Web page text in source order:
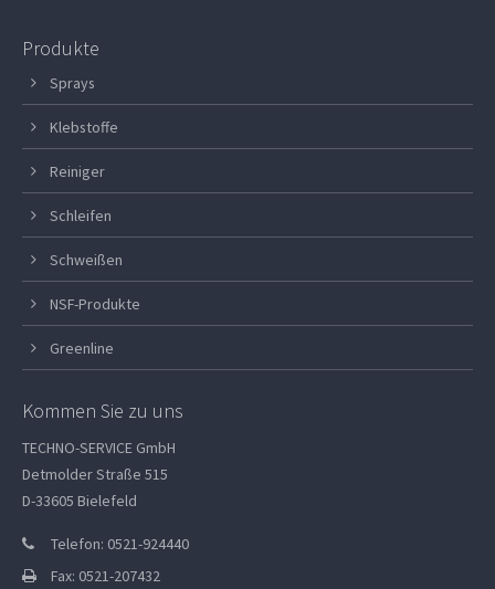
Produkte
Sprays
Klebstoffe
Reiniger
Schleifen
Schweißen
NSF-Produkte
Greenline
Kommen Sie zu uns
TECHNO-SERVICE GmbH
Detmolder Straße 515
D-33605 Bielefeld
Telefon: 0521-924440
Fax: 0521-207432